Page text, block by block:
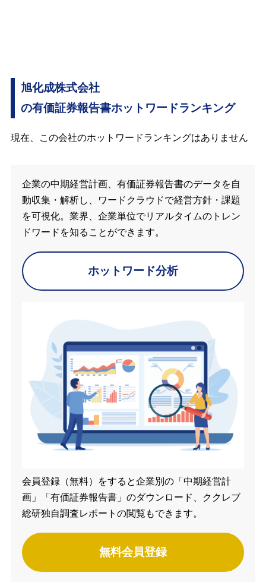
旭化成株式会社
の有価証券報告書ホットワードランキング
現在、この会社のホットワードランキングはありません
企業の中期経営計画、有価証券報告書のデータを自
動収集・解析し、ワードクラウドで経営方針・課題
を可視化。業界、企業単位でリアルタイムのトレン
ドワードを知ることができます。
ホットワード分析
会員登録（無料）をすると企業別の「中期経営計
画」「有価証券報告書」のダウンロード、ククレブ
総研独自調査レポートの閲覧もできます。
無料会員登録